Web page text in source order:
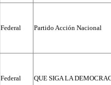
Federal Partido Acción Nacional
Federal QUE SIGA LA